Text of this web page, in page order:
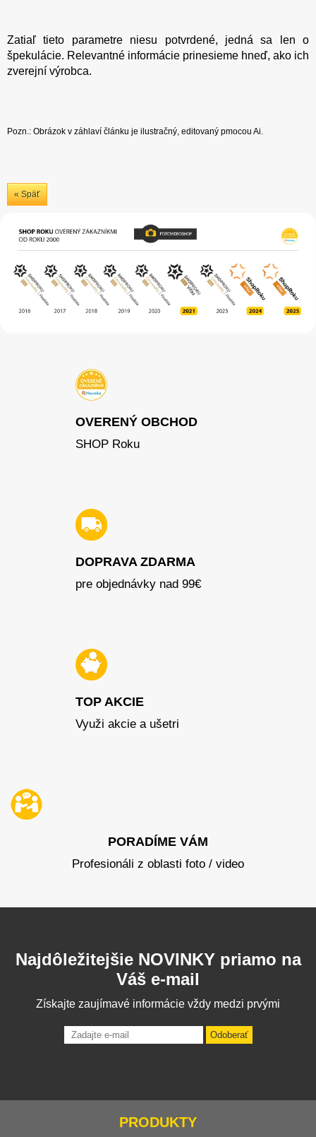
Zatiaľ tieto parametre niesu potvrdené, jedná sa len o
špekulácie. Relevantné informácie prinesieme hneď, ako ich
zverejní výrobca.
Pozn.: Obrázok v záhlaví článku je ilustračný, editovaný pmocou Ai.
« Späť
OVERENÝ OBCHOD
SHOP Roku
DOPRAVA ZDARMA
pre objednávky nad 99€
TOP AKCIE
Využi akcie a ušetri
PORADÍME VÁM
Profesionáli z oblasti foto / video
Najdôležitejšie NOVINKY priamo na
Váš e-mail
Získajte zaujímavé informácie vždy medzi prvými
Odoberať
PRODUKTY